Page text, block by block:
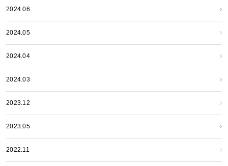
2024.06
2024.05
2024.04
2024.03
2023.12
2023.05
2022.11